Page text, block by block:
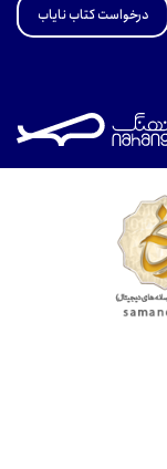
درخواست کتاب نایاب